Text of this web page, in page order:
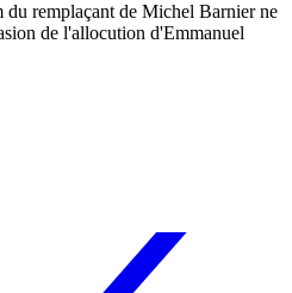
du remplaçant de Michel Barnier ne
de l'allocution d'Emmanuel